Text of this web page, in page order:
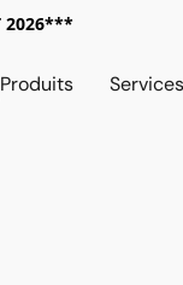
2026***
Produits Services